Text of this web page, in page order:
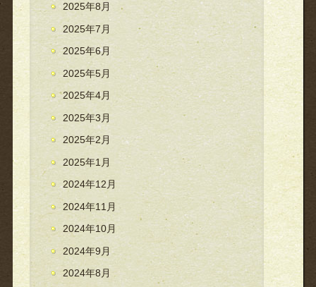
2025年8月
2025年7月
2025年6月
2025年5月
2025年4月
2025年3月
2025年2月
2025年1月
2024年12月
2024年11月
2024年10月
2024年9月
2024年8月